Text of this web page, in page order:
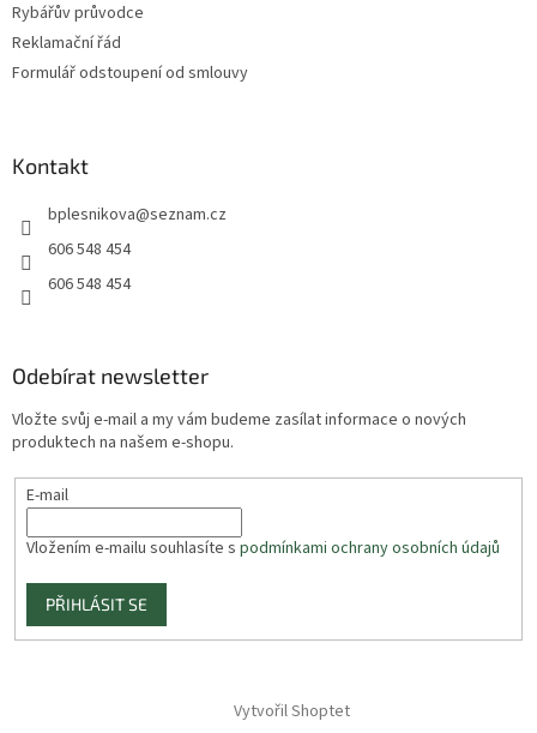
Rybářův průvodce
Reklamační řád
Formulář odstoupení od smlouvy
Kontakt
bplesnikova@seznam.cz
606 548 454
606 548 454
Odebírat newsletter
Vložte svůj e-mail a my vám budeme zasílat informace o nových
produktech na našem e-shopu.
E-mail
Vložením e-mailu souhlasíte s podmínkami ochrany osobních údajů
PŘIHLÁSIT SE
Vytvořil Shoptet